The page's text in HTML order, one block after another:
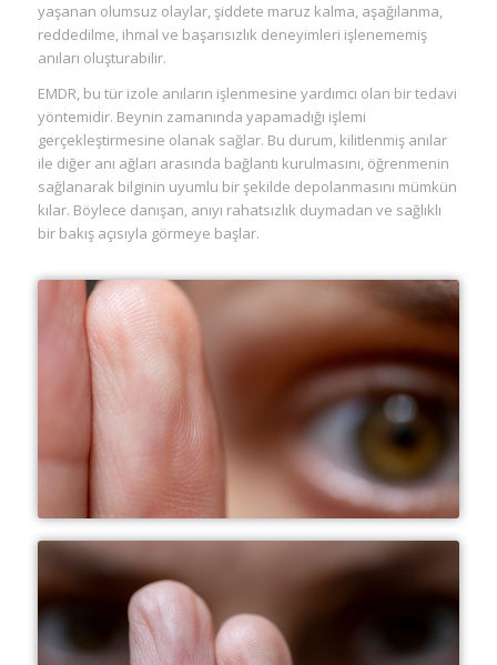
yaşanan olumsuz olaylar, şiddete maruz kalma, aşağılanma,
reddedilme, ihmal ve başarısızlık deneyimleri işlenememiş
anıları oluşturabilir.
EMDR, bu tür izole anıların işlenmesine yardımcı olan bir tedavi
yöntemidir. Beynin zamanında yapamadığı işlemi
gerçekleştirmesine olanak sağlar. Bu durum, kilitlenmiş anılar
ile diğer anı ağları arasında bağlantı kurulmasını, öğrenmenin
sağlanarak bilginin uyumlu bir şekilde depolanmasını mümkün
kılar. Böylece danışan, anıyı rahatsızlık duymadan ve sağlıklı
bir bakış açısıyla görmeye başlar.